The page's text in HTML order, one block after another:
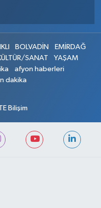
BOLVADİN
EMİRDAĞ
SANAT
YAŞAM
afyon haberleri
dakika
Bilişim